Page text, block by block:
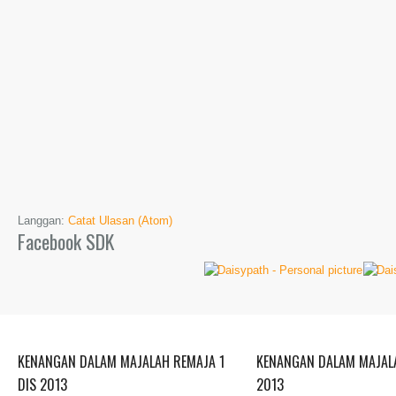
Langgan: Catat Ulasan (Atom)
Facebook SDK
KENANGAN DALAM MAJALAH REMAJA 1
DIS 2013
KENANGAN DALAM
2013